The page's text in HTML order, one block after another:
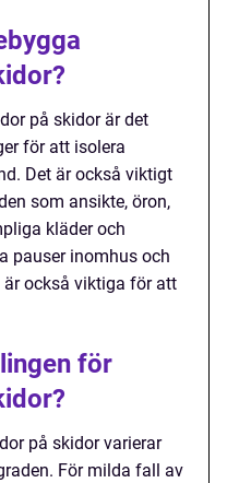
på skidor är det
för att isolera
Det är också viktigt
som ansikte, öron,
kläder och
pauser inomhus och
också viktiga för att
för
på skidor varierar
För milda fall av